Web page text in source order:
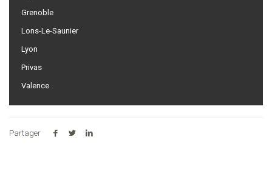
Grenoble
Lons-Le-Saunier
Lyon
Privas
Valence
Partager